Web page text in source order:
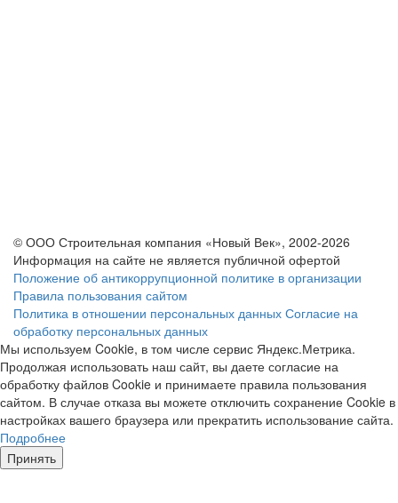
© ООО Строительная компания «Новый Век», 2002-2026
Информация на сайте не является публичной офертой
Положение об антикоррупционной политике в организации
Правила пользования сайтом
Политика в отношении персональных данных Согласие на
обработку персональных данных
Мы используем Cookie, в том числе сервис Яндекс.Метрика.
Продолжая использовать наш сайт, вы даете согласие на
обработку файлов Cookie и принимаете правила пользования
сайтом. В случае отказа вы можете отключить сохранение Cookie в
настройках вашего браузера или прекратить использование сайта.
Подробнее
Принять